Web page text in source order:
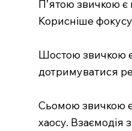
П’ятою звичкою є
Корисніше
Шостою звичкою
дотримуватися
Сьомою звичкою
хаосу. Взаємодія